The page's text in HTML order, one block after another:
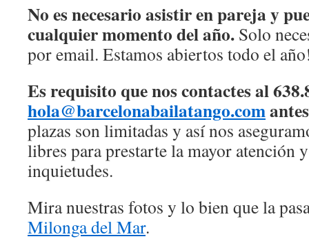
No es necesario asistir en pareja y
cualquier momento del año. Solo
por email. Estamos abiertos todo el
Es requisito que nos contactes al
hola@barcelonabailatango.com
plazas son limitadas y así nos
libres para prestarte la mayor atención
inquietudes.
Mira nuestras fotos y lo bien que la
Milonga del Mar.